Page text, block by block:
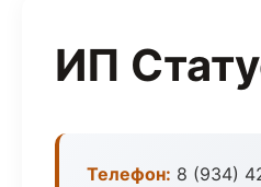
ИП
Телефон: 8 (934)